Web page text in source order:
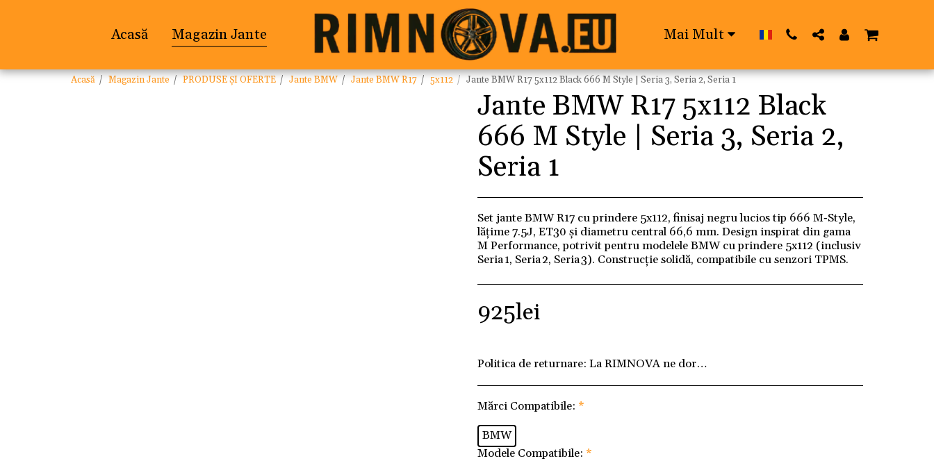
Acasă Magazin Jante Mai Mult
Acasă Magazin Jante PRODUSE ȘI OFERTE Jante BMW Jante BMW R17 5x112 Jante BMW R17 5x112 Black 666 M Style | Seria 3, Seria 2, Seria 1
Jante BMW R17 5x112 Black
666 M Style | Seria 3, Seria 2,
Seria 1
Set jante BMW R17 cu prindere 5x112, finisaj negru lucios tip 666 M‑Style,
lățime 7.5J, ET30 și diametru central 66,6 mm. Design inspirat din gama
M Performance, potrivit pentru modelele BMW cu prindere 5x112 (inclusiv
Seria 1, Seria 2, Seria 3). Construcție solidă, compatibile cu senzori TPMS.
925lei
Politica de returnare: La RIMNOVA ne dorim ca fiecare client să fie pe
Mărci Compatibile: *
BMW
Modele Compatibile: *